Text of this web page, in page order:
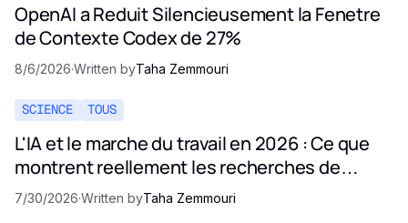
OpenAI a Reduit Silencieusement la Fenetre
de Contexte Codex de 27%
8/6/2026·Written byTaha Zemmouri
SCIENCE TOUS
L'IA et le marche du travail en 2026 : Ce que
montrent reellement les recherches de
Stanford
7/30/2026·Written byTaha Zemmouri